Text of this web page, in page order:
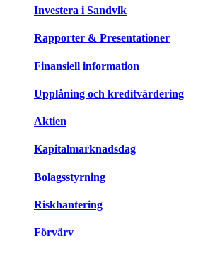
Investera i Sandvik
Rapporter & Presentationer
Finansiell information
Upplåning och kreditvärdering
Aktien
Kapitalmarknadsdag
Bolagsstyrning
Riskhantering
Förvärv